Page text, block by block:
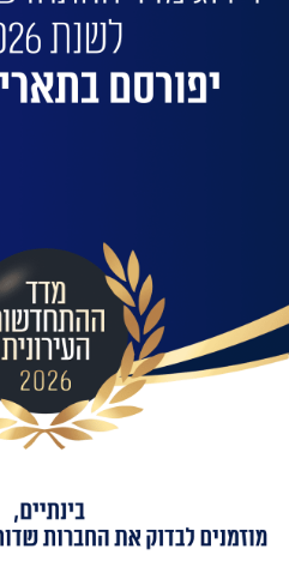
שלח
מאשר/ת קבלת מידע ועדכונים